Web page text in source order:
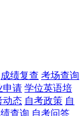
成绩复查 考场查询
申请 学位英语培
动态 自考政策 自
查询 自考问答